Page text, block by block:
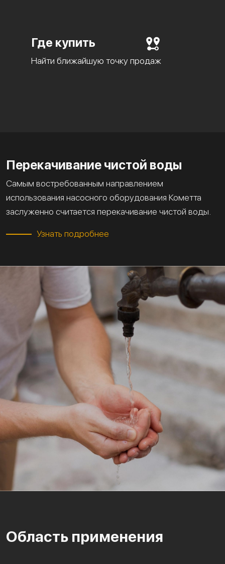
Где купить
Найти ближайшую точку продаж
Перекачивание чистой воды
Самым востребованным направлением
использования насосного оборудования Кометта
заслуженно считается перекачивание чистой воды.
Узнать подробнее
Область применения